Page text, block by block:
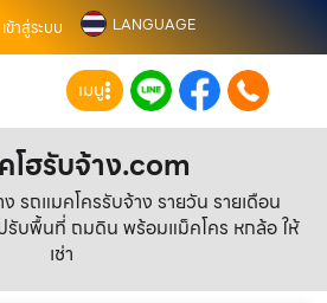
เข้าสู่ระบบ LANGUAGE
เมนู
โฮรับจ้าง.com
รถแมคโครรับจ้าง รายวัน รายเดือน
รับพื้นที่ ถมดิน พร้อมแม็คโคร หกล้อ ให้
เช่า